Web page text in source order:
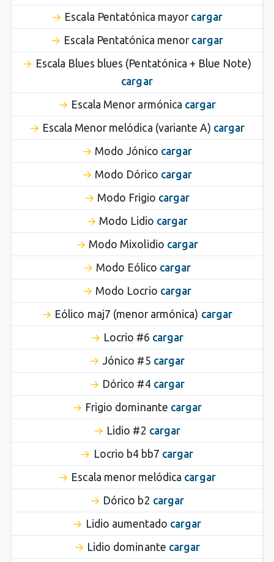
Escala Pentatónica mayor cargar
Escala Pentatónica menor cargar
Escala Blues blues (Pentatónica + Blue Note)
cargar
Escala Menor armónica cargar
Escala Menor melódica (variante A) cargar
Modo Jónico cargar
Modo Dórico cargar
Modo Frigio cargar
Modo Lidio cargar
Modo Mixolidio cargar
Modo Eólico cargar
Modo Locrio cargar
Eólico maj7 (menor armónica) cargar
Locrio #6 cargar
Jónico #5 cargar
Dórico #4 cargar
Frigio dominante cargar
Lidio #2 cargar
Locrio b4 bb7 cargar
Escala menor melódica cargar
Dórico b2 cargar
Lidio aumentado cargar
Lidio dominante cargar